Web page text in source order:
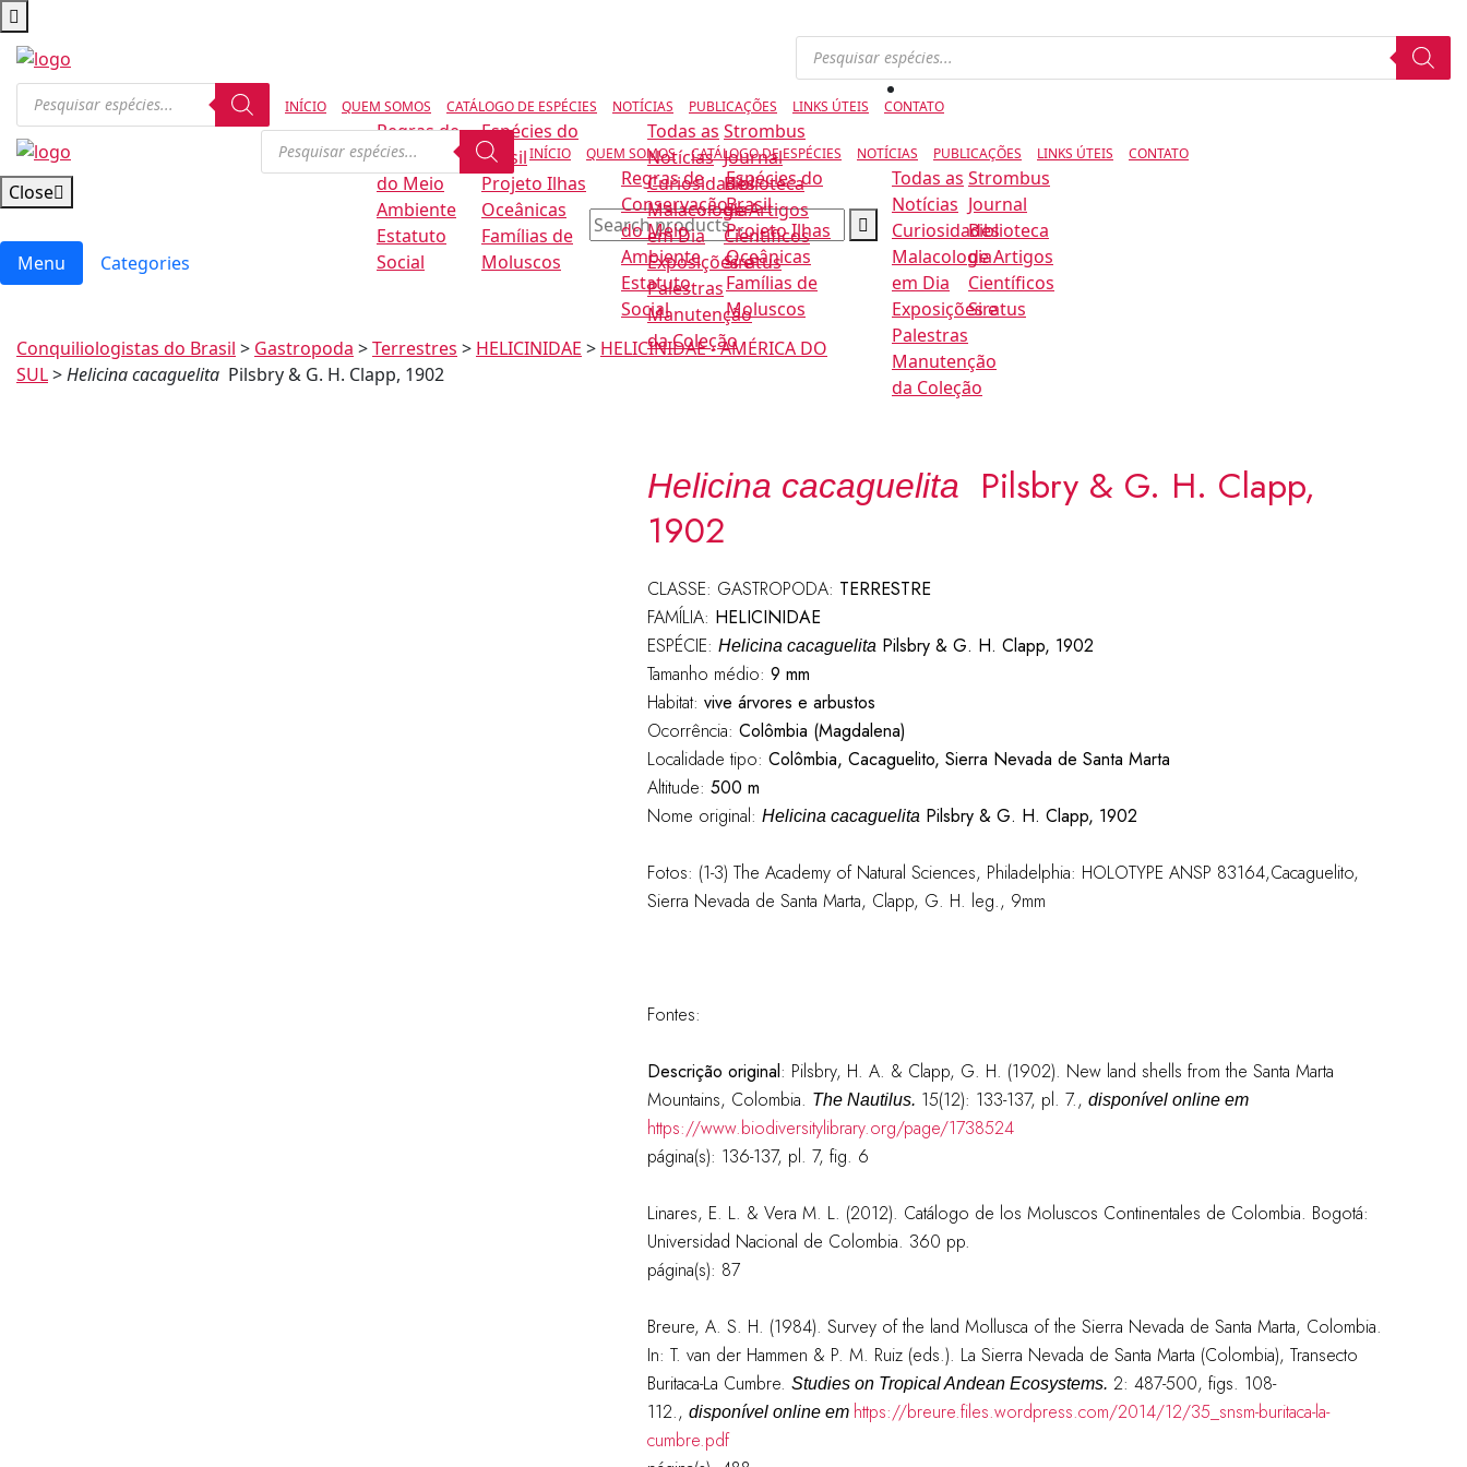
INÍCIO QUEM SOMOS
Regras de
Conservação
do Meio
Ambiente
Estatuto
Social
CATÁLOGO DE ESPÉCIES
Espécies do
Brasil
Projeto Ilhas
Oceânicas
Famílias de
Moluscos
NOTÍCIAS
Todas as
Notícias
Curiosidades
Malacologia
em Dia
Exposições e
Palestras
Manutenção
da Coleção
PUBLICAÇÕES
Strombus
Journal
Biblioteca
de Artigos
Científicos
Siratus
LINKS ÚTEIS CONTATO
INÍCIO QUEM SOMOS
Regras de
Conservação
do Meio
Ambiente
Estatuto
Social
CATÁLOGO DE ESPÉCIES
Espécies do
Brasil
Projeto Ilhas
Oceânicas
Famílias de
Moluscos
NOTÍCIAS
Todas as
Notícias
Curiosidades
Malacologia
em Dia
Exposições e
Palestras
Manutenção
da Coleção
PUBLICAÇÕES
Strombus
Journal
Biblioteca
de Artigos
Científicos
Siratus
LINKS ÚTEIS CONTATO
Close
Menu Categories
Conquiliologistas do Brasil > Gastropoda >Terrestres > HELICINIDAE > HELICINIDAE - AMÉRICA DO
SUL>Helicina cacaguelita Pilsbry & G. H. Clapp, 1902
Helicina cacaguelita
Pilsbry & G. H. Clapp,
1902
CLASSE: GASTROPODA: TERRESTRE
FAMÍLIA: HELICINIDAE
ESPÉCIE: Helicina cacaguelitaPilsbry & G. H. Clapp, 1902
Tamanho médio: 9 mm
Habitat: vive árvores e arbustos
Ocorrência: Colômbia (Magdalena)
Localidade tipo: Colômbia, Cacaguelito, Sierra Nevada de Santa Marta
Altitude: 500 m
Nome original: Helicina cacaguelitaPilsbry & G. H. Clapp, 1902
Fotos: (1-3) The Academy of Natural Sciences, Philadelphia: HOLOTYPE ANSP 83164,Cacaguelito,
Sierra Nevada de Santa Marta, Clapp, G. H. leg., 9mm
Fontes:
Descrição original: Pilsbry, H. A. & Clapp, G. H. (1902). New land shells from the Santa Marta
Mountains, Colombia. The Nautilus. 15(12): 133-137, pl. 7., disponível online em
https://www.biodiversitylibrary.org/page/1738524
página(s): 136-137, pl. 7, fig. 6
Linares, E. L. & Vera M. L. (2012). Catálogo de los Moluscos Continentales de Colombia. Bogotá:
Universidad Nacional de Colombia. 360 pp.
página(s): 87
Breure, A. S. H. (1984). Survey of the land Mollusca of the Sierra Nevada de Santa Marta, Colombia.
In: T. van der Hammen & P. M. Ruiz (eds.). La Sierra Nevada de Santa Marta (Colombia), Transecto
Buritaca-La Cumbre. Studies on Tropical Andean Ecosystems. 2: 487-500, figs. 108-
112., disponível online em https://breure.files.wordpress.com/2014/12/35_snsm-buritaca-la-
cumbre.pdf